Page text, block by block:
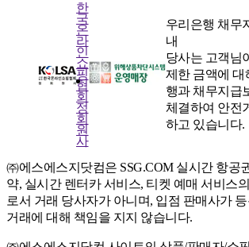
한
국
온
라
인
쇼
핑
협
회
정
회
원
사
우리은행 채무
내
당사는 고객님
제한 금액에 대
행과 채무지급
체결하여 안전
하고 있습니다.
㈜에스에스지닷컴은 SSG.COM 실시간 항공
약, 실시간 렌터카 서비스, 티켓 예매 서비스
로서 거래 당사자가 아니며, 입점 판매사가
거래에 대해 책임을 지지 않습니다.